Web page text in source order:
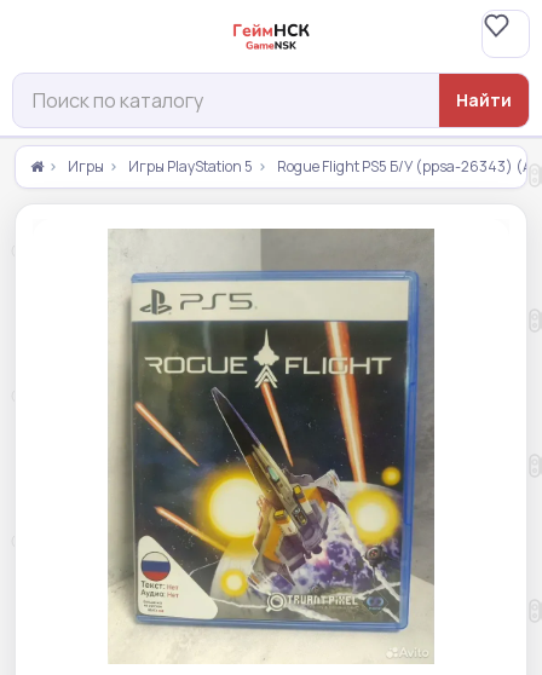
Найти
Игры Игры PlayStation 5 Rogue Flight PS5 Б/У (ppsa-26343)